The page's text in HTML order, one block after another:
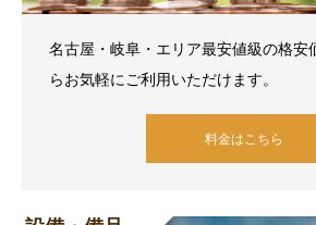
名古屋・岐阜・エリア最安値級の格安
らお気軽にご利用いただけます。
料金はこちら